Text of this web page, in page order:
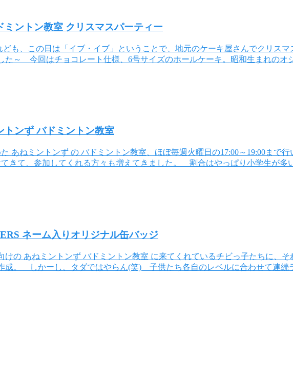
ミントン教室 クリスマスパーティー
ども、この日は「イブ・イブ」ということで、地元のケーキ屋さんでクリスマ
た～ 今回はチョコレート仕様、6号サイズのホールケーキ。昭和生まれのオ
トンず バドミントン教室
あねミントンず の バドミントン教室、ほぼ毎週火曜日の17:00～19:00まで行
きて、参加してくれる方々も増えてきました。 割合はやっぱり小学生が多
ネーム入りオリジナル缶バッジ
けの あねミントンず バドミントン教室 に来てくれているチビっ子たちに、そ
成。 しかーし、タダではやらん(笑) 子供たち各自のレベルに合わせて連続